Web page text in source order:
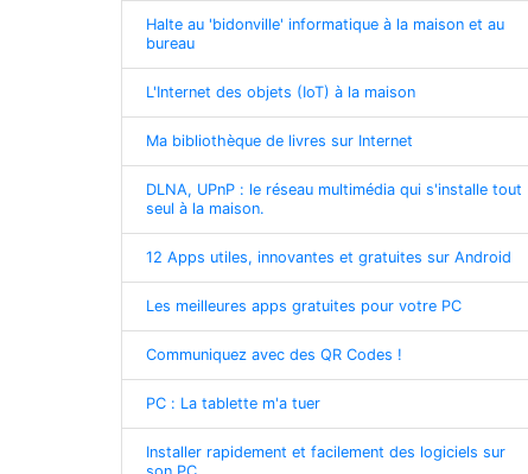
Halte au 'bidonville' informatique à la maison et au
bureau
L'Internet des objets (IoT) à la maison
Ma bibliothèque de livres sur Internet
DLNA, UPnP : le réseau multimédia qui s'installe tout
seul à la maison.
12 Apps utiles, innovantes et gratuites sur Android
Les meilleures apps gratuites pour votre PC
Communiquez avec des QR Codes !
PC : La tablette m'a tuer
Installer rapidement et facilement des logiciels sur